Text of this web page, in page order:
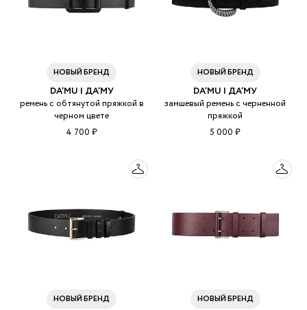
НОВЫЙ БРЕНД
DA’MU | ДА’МУ
ремень с обтянутой пряжкой в
черном цвете
4 700 ₽
НОВЫЙ БРЕНД
DA’MU | ДА’МУ
замшевый ремень с черненной
пряжкой
5 000 ₽
НОВЫЙ БРЕНД НОВЫЙ БРЕНД